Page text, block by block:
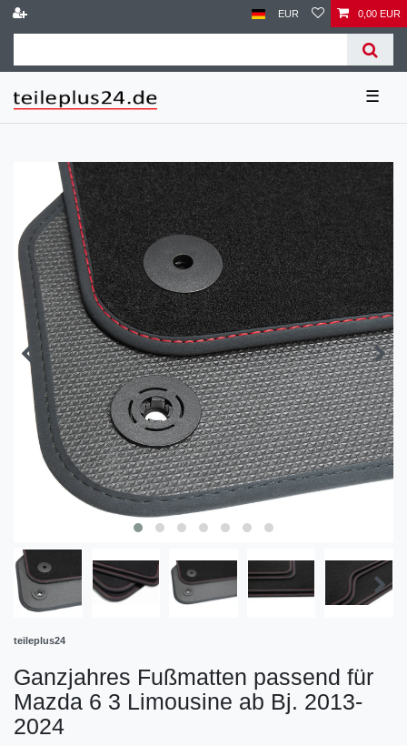
EUR 0,00 EUR
☰
teileplus24
Ganzjahres Fußmatten passend für
Mazda 6 3 Limousine ab Bj. 2013-
2024